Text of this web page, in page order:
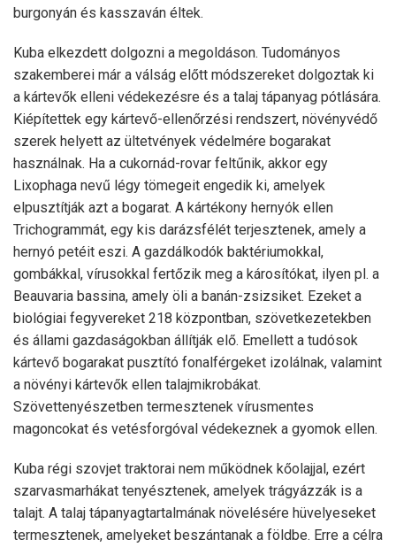
burgonyán és kasszaván éltek.
Kuba elkezdett dolgozni a megoldáson. Tudományos
szakemberei már a válság előtt módszereket dolgoztak ki
a kártevők elleni védekezésre és a talaj tápanyag pótlására.
Kiépítettek egy kártevő-ellenőrzési rendszert, növényvédő
szerek helyett az ültetvények védelmére bogarakat
használnak. Ha a cukornád-rovar feltűnik, akkor egy
Lixophaga nevű légy tömegeit engedik ki, amelyek
elpusztítják azt a bogarat. A kártékony hernyók ellen
Trichogrammát, egy kis darázsfélét terjesztenek, amely a
hernyó petéit eszi. A gazdálkodók baktériumokkal,
gombákkal, vírusokkal fertőzik meg a károsítókat, ilyen pl. a
Beauvaria bassina, amely öli a banán-zsizsiket. Ezeket a
biológiai fegyvereket 218 központban, szövetkezetekben
és állami gazdaságokban állítják elő. Emellett a tudósok
kártevő bogarakat pusztító fonalférgeket izolálnak, valamint
a növényi kártevők ellen talajmikrobákat.
Szövettenyészetben termesztenek vírusmentes
magoncokat és vetésforgóval védekeznek a gyomok ellen.
Kuba régi szovjet traktorai nem működnek kőolajjal, ezért
szarvasmarhákat tenyésztenek, amelyek trágyázzák is a
talajt. A talaj tápanyagtartalmának növelésére hüvelyeseket
termesztenek, amelyeket beszántanak a földbe. Erre a célra